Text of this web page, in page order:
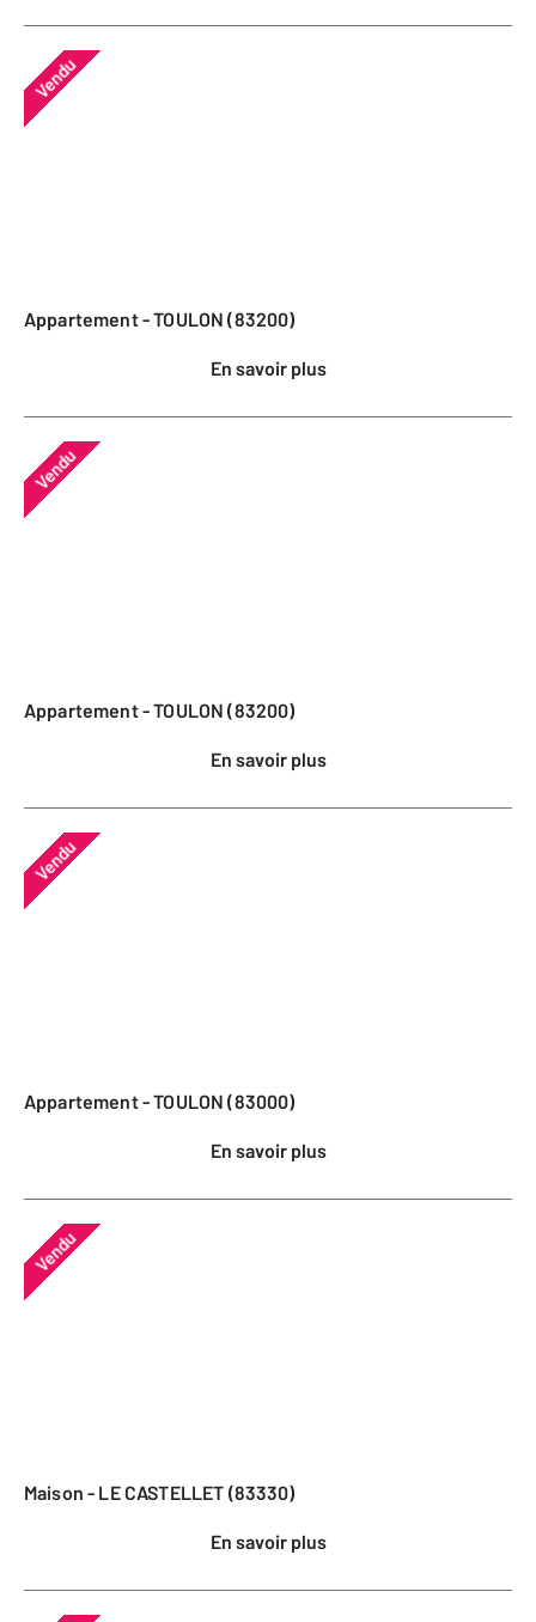
Vendu
Appartement - TOULON (83200)
En savoir plus
Vendu
Appartement - TOULON (83200)
En savoir plus
Vendu
Appartement - TOULON (83000)
En savoir plus
Vendu
Maison - LE CASTELLET (83330)
En savoir plus